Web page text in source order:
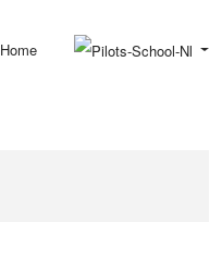
Home